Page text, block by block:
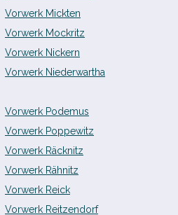
Vorwerk Mickten
Vorwerk Mockritz
Vorwerk Nickern
Vorwerk Niederwartha
Vorwerk Podemus
Vorwerk Poppewitz
Vorwerk Räcknitz
Vorwerk Rähnitz
Vorwerk Reick
Vorwerk Reitzendorf